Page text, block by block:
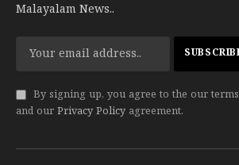
Malayalam News..
By signing up, you agree to the our terms
and our Privacy Policy agreement.